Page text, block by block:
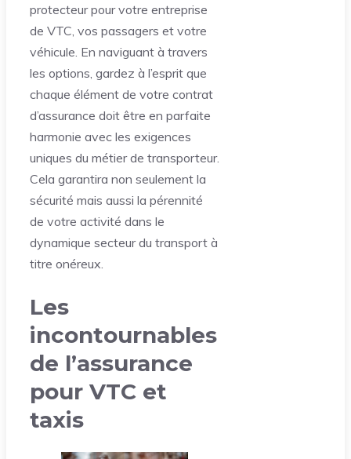
protecteur pour votre entreprise
de VTC, vos passagers et votre
véhicule. En naviguant à travers
les options, gardez à l’esprit que
chaque élément de votre contrat
d’assurance doit être en parfaite
harmonie avec les exigences
uniques du métier de transporteur.
Cela garantira non seulement la
sécurité mais aussi la pérennité
de votre activité dans le
dynamique secteur du transport à
titre onéreux.
Les
incontournables
de l’assurance
pour VTC et
taxis